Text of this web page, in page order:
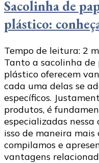
Sacolinha de
plástico:
Tempo de leitura: 2
Tanto a sacolinha
plástico oferecem
cada uma delas se
específicos.
produtos, é
especializadas
isso de maneira
compilamos e
vantagens